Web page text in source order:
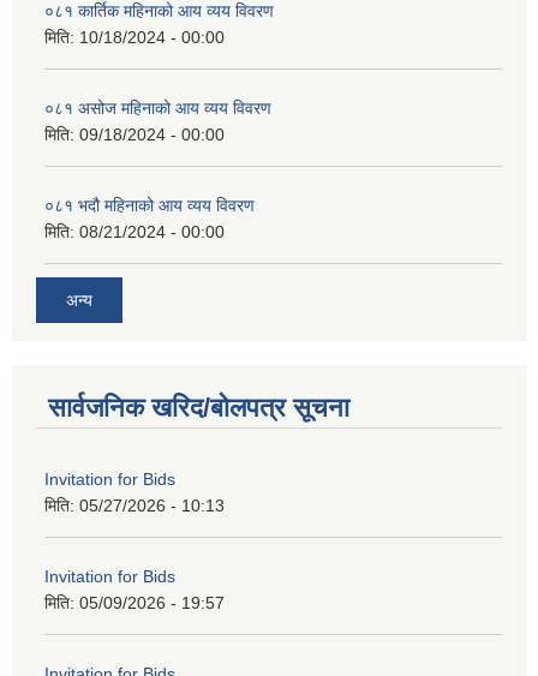
०८१ कार्तिक महिनाको आय व्यय विवरण
मिति: 10/18/2024 - 00:00
०८१ असोज महिनाको आय व्यय विवरण
मिति: 09/18/2024 - 00:00
०८१ भदौ महिनाको आय व्यय विवरण
मिति: 08/21/2024 - 00:00
अन्य
सार्वजनिक खरिद/बोलपत्र सूचना
Invitation for Bids
मिति: 05/27/2026 - 10:13
Invitation for Bids
मिति: 05/09/2026 - 19:57